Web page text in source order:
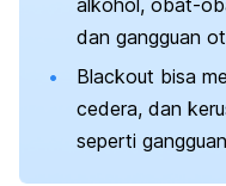
dan gangguan
Blackout bisa
cedera, dan
seperti